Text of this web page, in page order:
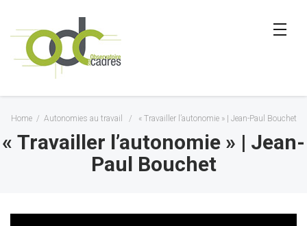
Home / Autonomies au travail / « Travailler l’autonomie » | Jean-Paul Bouchet
« Travailler l’autonomie » | Jean-
Paul Bouchet